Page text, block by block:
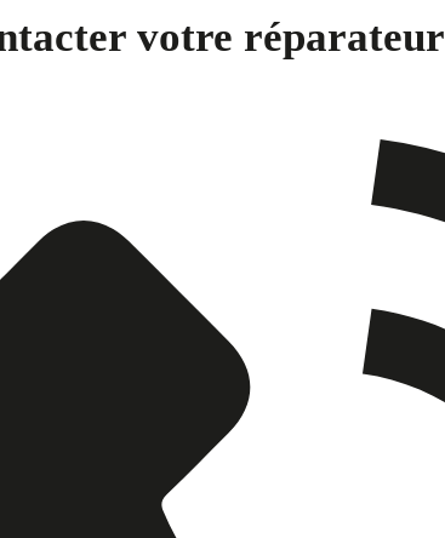
votre réparateur